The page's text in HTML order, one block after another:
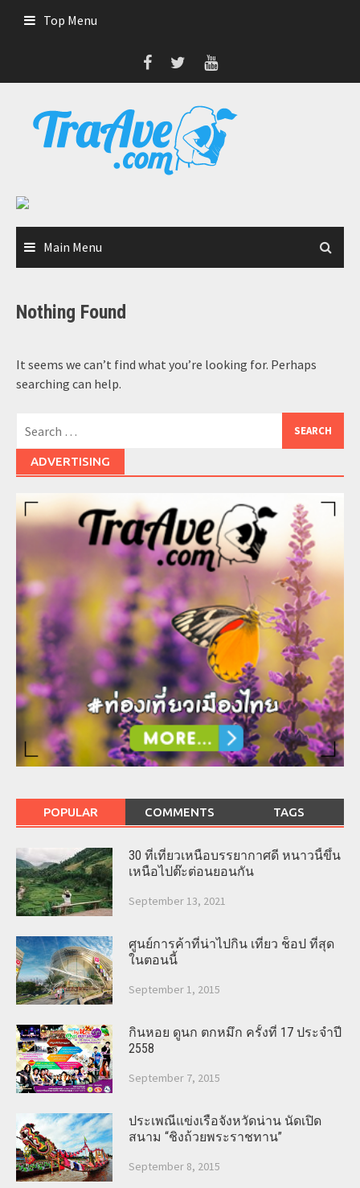
Top Menu
Main Menu
Nothing Found
It seems we can’t find what you’re looking for. Perhaps
searching can help.
ADVERTISING
POPULAR COMMENTS TAGS
30 ที่เที่ยวเหนือบรรยากาศดี หนาวนี้ขึ้น
เหนือไปต๊ะต่อนยอนกัน
September 13, 2021
ศูนย์การค้าที่น่าไปกิน เที่ยว ช็อป ที่สุด
ในตอนนี้
September 1, 2015
กินหอย ดูนก ตกหมึก ครั้งที่ 17 ประจำปี
2558
September 7, 2015
ประเพณีแข่งเรือจังหวัดน่าน นัดเปิด
สนาม “ชิงถ้วยพระราชทาน”
September 8, 2015